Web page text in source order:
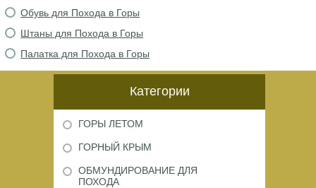
Обувь для Похода в Горы
Штаны для Похода в Горы
Палатка для Похода в Горы
Категории
ГОРЫ ЛЕТОМ
ГОРНЫЙ КРЫМ
ОБМУНДИРОВАНИЕ ДЛЯ
ПОХОДА